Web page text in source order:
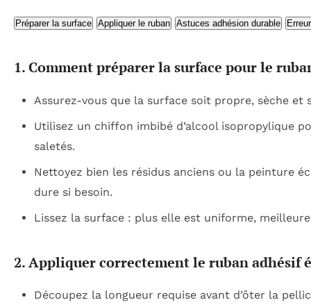
Préparer la surface Appliquer le ruban Astuces adhésion durable
1. Comment préparer la surface pour le
Assurez-vous que la surface soit propre, sèche et
Utilisez un chiffon imbibé d’alcool isopropylique
saletés.
Nettoyez bien les résidus anciens ou la peinture
dure si besoin.
Lissez la surface : plus elle est uniforme, meilleure
2. Appliquer correctement le ruban adhésif
Découpez la longueur requise avant d’ôter la